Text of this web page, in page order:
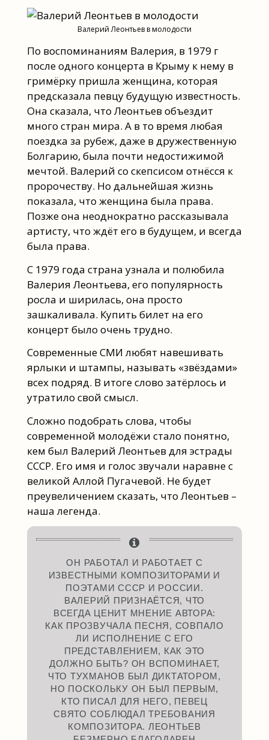
Валерий Леонтьев в молодости
По воспоминаниям Валерия, в 1979 г
после одного концерта в Крыму к нему в
гримёрку пришла женщина, которая
предсказала певцу будущую известность.
Она сказала, что Леонтьев объездит
много стран мира. А в то время любая
поездка за рубеж, даже в дружественную
Болгарию, была почти недостижимой
мечтой. Валерий со скепсисом отнёсся к
пророчеству. Но дальнейшая жизнь
показала, что женщина была права.
Позже она неоднократно рассказывала
артисту, что ждёт его в будущем, и всегда
была права.
С 1979 года страна узнала и полюбила
Валерия Леонтьева, его популярность
росла и ширилась, она просто
зашкаливала. Купить билет на его
концерт было очень трудно.
Современные СМИ любят навешивать
ярлыки и штампы, называть «звёздами»
всех подряд. В итоге слово затёрлось и
утратило свой смысл.
Сложно подобрать слова, чтобы
современной молодёжи стало понятно,
кем был Валерий Леонтьев для эстрады
СССР. Его имя и голос звучали наравне с
великой Аллой Пугачевой. Не будет
преувеличением сказать, что Леонтьев –
наша легенда.
ОН РАБОТАЛ И РАБОТАЕТ С
ИЗВЕСТНЫМИ КОМПОЗИТОРАМИ И
ПОЭТАМИ СССР И РОССИИ.
ВАЛЕРИЙ ПРИЗНАЁТСЯ, ЧТО
ВСЕГДА ЦЕНИТ МНЕНИЕ АВТОРА:
КАК ПРОЗВУЧАЛА ПЕСНЯ, СОВПАЛО
ЛИ ИСПОЛНЕНИЕ С ЕГО
ПРЕДСТАВЛЕНИЕМ, КАК ЭТО
ДОЛЖНО БЫТЬ? ОН ВСПОМИНАЕТ,
ЧТО ТУХМАНОВ БЫЛ ДИКТАТОРОМ,
НО ПОСКОЛЬКУ ОН БЫЛ ПЕРВЫМ,
КТО ПИСАЛ ДЛЯ НЕГО, ПЕВЕЦ
СВЯТО СОБЛЮДАЛ ТРЕБОВАНИЯ
КОМПОЗИТОРА. ЛЕОНТЬЕВ